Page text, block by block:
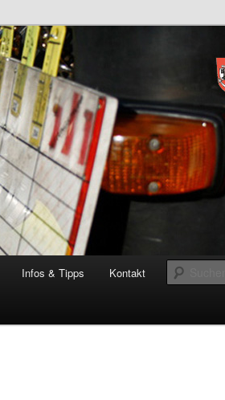
Infos & Tipps Kontakt